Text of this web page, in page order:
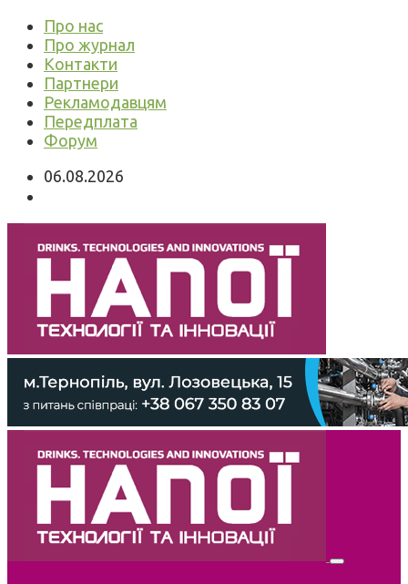
Про нас
Про журнал
Контакти
Партнери
Рекламодавцям
Передплата
Форум
06.08.2026